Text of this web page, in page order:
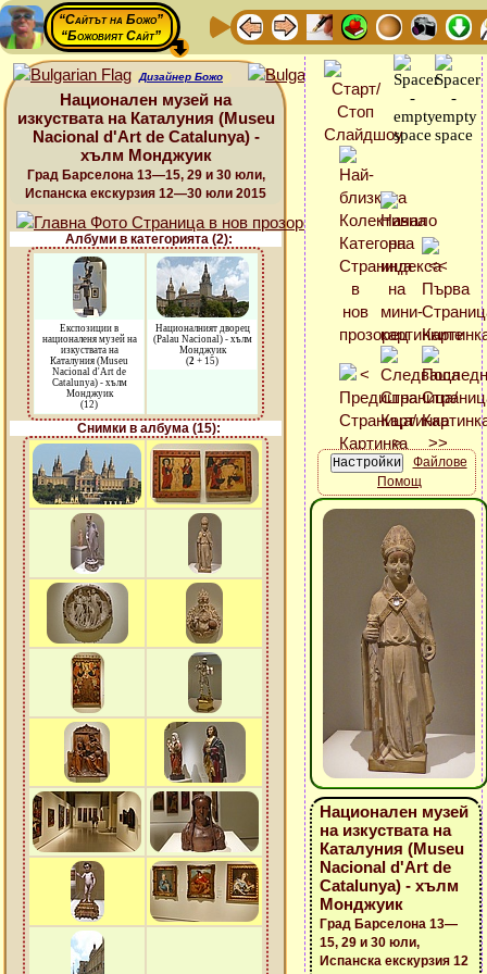
“Сайтът на Божо”
“Божовият Сайт”
Дизайнер Божо
Национален музей на
изкуствата на Каталуния (Museu
Nacional d'Art de Catalunya) -
хълм Монджуик
Град Барселона 13—15, 29 и 30 юли,
Испанска екскурзия 12—30 юли 2015
Албуми в категорията (2):
Експозиции в
националеня музей на
изкуствата на
Каталуния (Museu
Nacional d'Art de
Catalunya) - хълм
Монджуик
(12)
Националният дворец
(Palau Nacional) - хълм
Монджуик
(2 + 15)
Снимки в албума (15):
Файлове
Помощ
Национален музей
на изкуствата на
Каталуния (Museu
Nacional d'Art de
Catalunya) - хълм
Монджуик
Град Барселона 13—
15, 29 и 30 юли,
Испанска екскурзия 12